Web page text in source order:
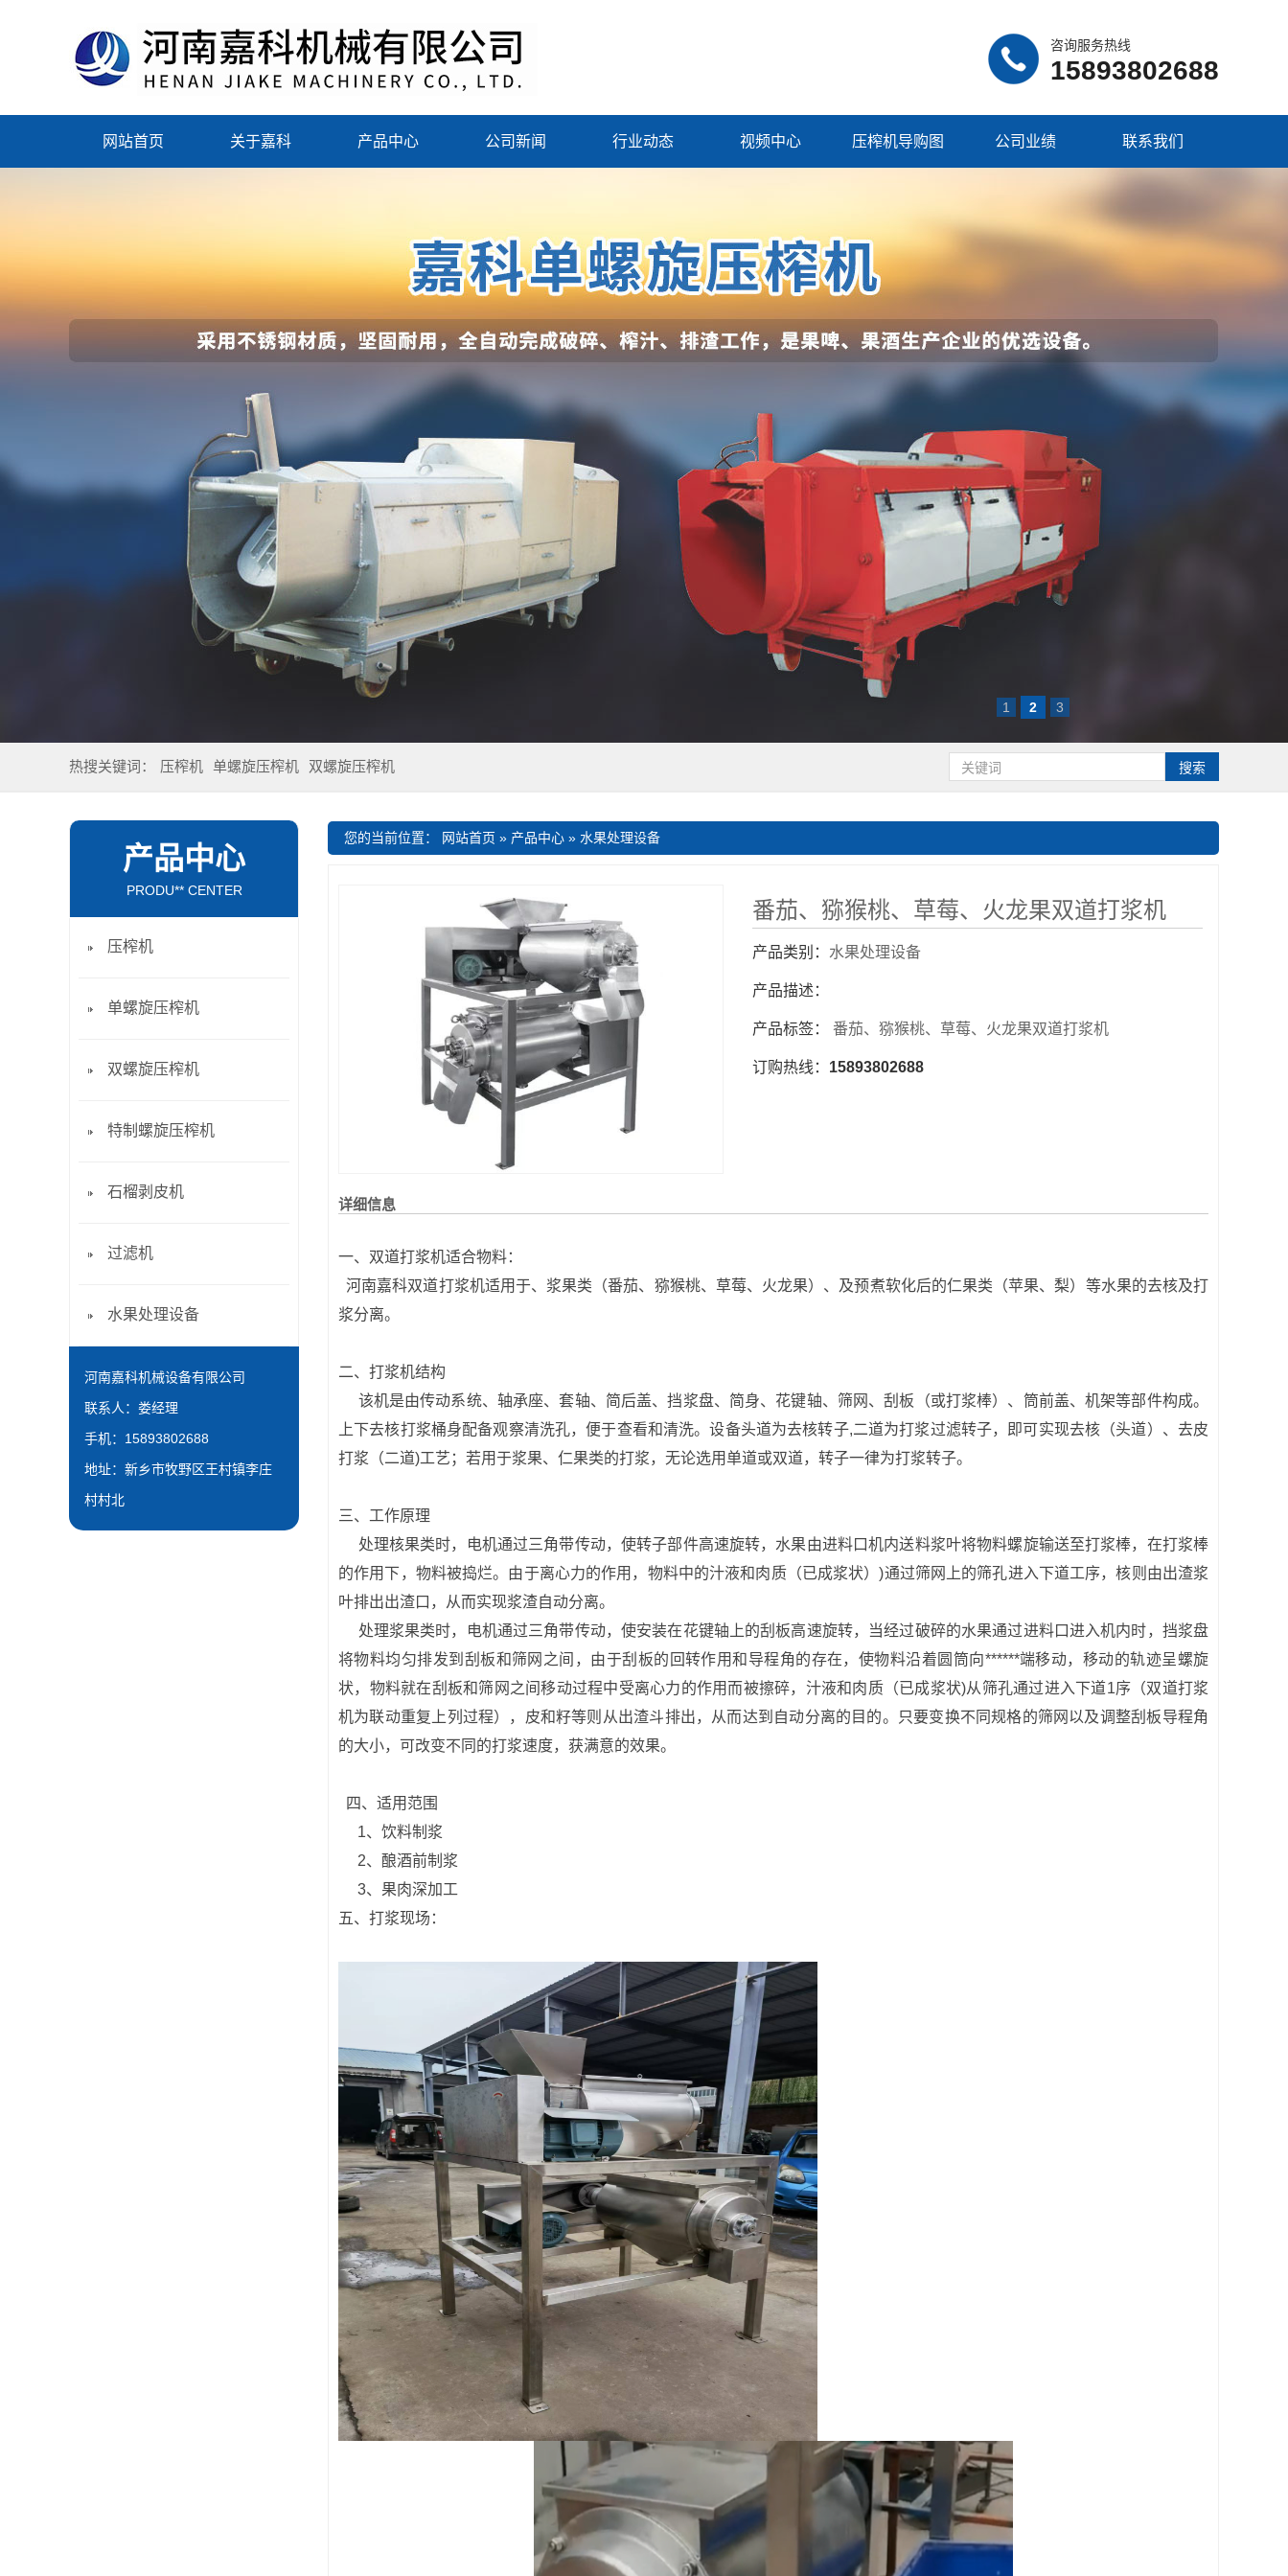
咨询服务热线
15893802688
网站首页 关于嘉科 产品中心 公司新闻 行业动态 视频中心 压榨机导购图 公司业绩 联系我们
1 2 3
热搜关键词： 压榨机 单螺旋压榨机 双螺旋压榨机
您的当前位置： 网站首页 » 产品中心 » 水果处理设备
番茄、猕猴桃、草莓、火龙果双道打浆机
产品类别： 水果处理设备
产品描述：
产品标签： 番茄、猕猴桃、草莓、火龙果双道打浆机
订购热线： 15893802688
详细信息
一、双道打浆机适合物料：
河南嘉科双道打浆机适用于、浆果类（番茄、猕猴桃、草莓、火龙果）、及预煮软化后的仁果类（苹果、梨）等水果的去核及打
浆分离。
二、打浆机结构
该机是由传动系统、轴承座、套轴、简后盖、挡浆盘、简身、花键轴、筛网、刮板（或打浆棒）、筒前盖、机架等部件构成。
上下去核打浆桶身配备观察清洗孔，便于查看和清洗。设备头道为去核转子,二道为打浆过滤转子，即可实现去核（头道）、去皮
打浆（二道)工艺；若用于浆果、仁果类的打浆，无论选用单道或双道，转子一律为打浆转子。
三、工作原理
处理核果类时，电机通过三角带传动，使转子部件高速旋转，水果由进料口机内送料浆叶将物料螺旋输送至打浆棒，在打浆棒
的作用下，物料被捣烂。由于离心力的作用，物料中的汁液和肉质（已成浆状）)通过筛网上的筛孔进入下道工序，核则由出渣浆
叶排出出渣口，从而实现浆渣自动分离。
处理浆果类时，电机通过三角带传动，使安装在花键轴上的刮板高速旋转，当经过破碎的水果通过进料口进入机内时，挡浆盘
将物料均匀排发到刮板和筛网之间，由于刮板的回转作用和导程角的存在，使物料沿着圆筒向******端移动，移动的轨迹呈螺旋
状，物料就在刮板和筛网之间移动过程中受离心力的作用而被擦碎，汁液和肉质（已成浆状)从筛孔通过进入下道1序（双道打浆
机为联动重复上列过程），皮和籽等则从出渣斗排出，从而达到自动分离的目的。只要变换不同规格的筛网以及调整刮板导程角
的大小，可改变不同的打浆速度，获满意的效果。
四、适用范围
1、饮料制浆
2、酿酒前制浆
3、果肉深加工
五、打浆现场：
产品中心
PRODU** CENTER
压榨机
单螺旋压榨机
双螺旋压榨机
特制螺旋压榨机
石榴剥皮机
过滤机
水果处理设备
河南嘉科机械设备有限公司
联系人：娄经理
手机：15893802688
地址：新乡市牧野区王村镇李庄
村村北